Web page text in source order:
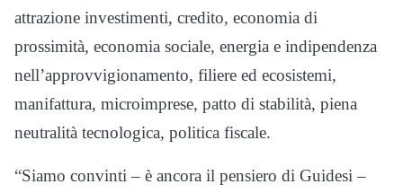
attrazione investimenti, credito, economia di
prossimità, economia sociale, energia e indipendenza
nell’approvvigionamento, filiere ed ecosistemi,
manifattura, microimprese, patto di stabilità, piena
neutralità tecnologica, politica fiscale.
“Siamo convinti – è ancora il pensiero di Guidesi –